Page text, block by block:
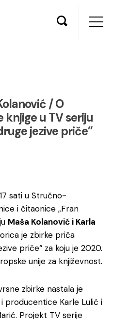
/ O
u TV seriju
jezive priče”
sati u Stručno-
i čitaonice „Fran
Maša Kolanović i Karla
je zbirke priča
priče“ za koju je 2020.
unije za književnost.
zbirke nastala je
producentice Karle Lulić i
Projekt TV serije